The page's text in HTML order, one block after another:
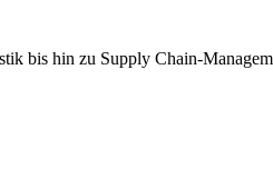
bis hin zu Supply Chain-